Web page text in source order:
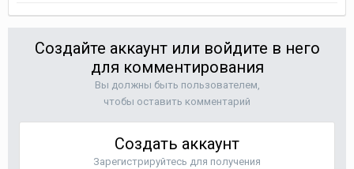
Создайте аккаунт или войдите в него
для комментирования
Вы должны быть пользователем,
чтобы оставить комментарий
Создать аккаунт
Зарегистрируйтесь для получения